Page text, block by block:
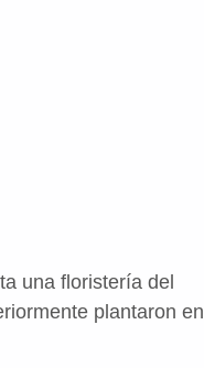
una floristería del
plantaron en